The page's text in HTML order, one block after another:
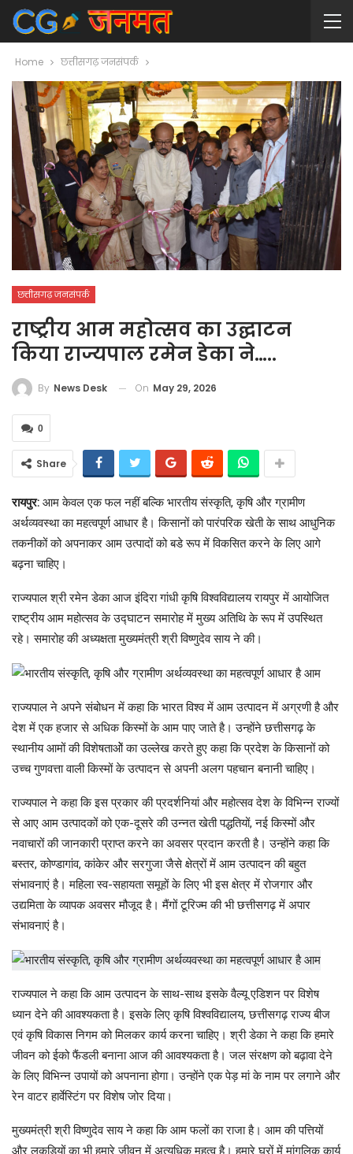
Home छत्तीसगढ़ जनसंपर्क
छत्तीसगढ़ जनसंपर्क
राष्ट्रीय आम महोत्सव का उद्घाटन
किया राज्यपाल रमेन डेका ने…..
By News Desk On May 29, 2026
0
Share
रायपुर: आम केवल एक फल नहीं बल्कि भारतीय संस्कृति, कृषि और ग्रामीण
अर्थव्यवस्था का महत्वपूर्ण आधार है। किसानों को पारंपरिक खेती के साथ आधुनिक
तकनीकों को अपनाकर आम उत्पादों को बडे रूप में विकसित करने के लिए आगे
बढ़ना चाहिए।
राज्यपाल श्री रमेन डेका आज इंदिरा गांधी कृषि विश्वविद्यालय रायपुर में आयोजित
राष्ट्रीय आम महोत्सव के उद्घाटन समारोह में मुख्य अतिथि के रूप में उपस्थित
रहे। समारोह की अध्यक्षता मुख्यमंत्री श्री विष्णुदेव साय ने की।
राज्यपाल ने अपने संबोधन में कहा कि भारत विश्व में आम उत्पादन में अग्रणी है और
देश में एक हजार से अधिक किस्मों के आम पाए जाते है। उन्होंने छत्तीसगढ़ के
स्थानीय आमों की विशेषताओें का उल्लेख करते हुए कहा कि प्रदेश के किसानों को
उच्च गुणवत्ता वाली किस्मों के उत्पादन से अपनी अलग पहचान बनानी चाहिए।
राज्यपाल ने कहा कि इस प्रकार की प्रदर्शनियां और महोत्सव देश के विभिन्न राज्यों
से आए आम उत्पादकों को एक-दूसरे की उन्नत खेती पद्धतियों, नई किस्मों और
नवाचारों की जानकारी प्राप्त करने का अवसर प्रदान करती है। उन्होंने कहा कि
बस्तर, कोण्डागांव, कांकेर और सरगुजा जैसे क्षेत्रों में आम उत्पादन की बहुत
संभावनाएं है। महिला स्व-सहायता समूहों के लिए भी इस क्षेत्र में रोजगार और
उद्यमिता के व्यापक अवसर मौजूद है। मैंगों टूरिज्म की भी छत्तीसगढ़ में अपार
संभावनाएं है।
राज्यपाल ने कहा कि आम उत्पादन के साथ-साथ इसके वैल्यू एडिशन पर विशेष
ध्यान देने की आवश्यकता है। इसके लिए कृषि विश्वविद्यालय, छत्तीसगढ़ राज्य बीज
एवं कृषि विकास निगम को मिलकर कार्य करना चाहिए। श्री डेका ने कहा कि हमारे
जीवन को ईको फैंडली बनाना आज की आवश्यकता है। जल संरक्षण को बढ़ावा देने
के लिए विभिन्न उपायों को अपनाना होगा। उन्होंने एक पेड़ मां के नाम पर लगाने और
रेन वाटर हार्वेस्टिंग पर विशेष जोर दिया।
मुख्यमंत्री श्री विष्णुदेव साय ने कहा कि आम फलों का राजा है। आम की पत्तियों